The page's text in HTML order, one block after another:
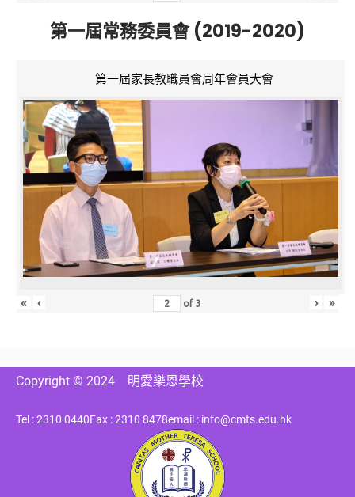
第一屆常務委員會 (2019-2020)
第一屆家長教職員會周年會員大會
« ‹ of3 › »
Copyright © 2024 明愛樂恩學校
Tel : 2310 0440Fax : 2310 8478email : info@cmts.edu.hk